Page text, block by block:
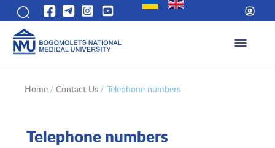
Home / Contact Us / Telephone numbers
Telephone numbers